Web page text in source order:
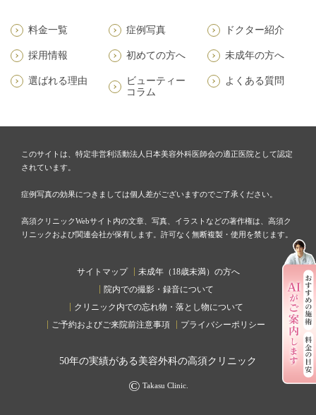
料金一覧 症例写真 ドクター紹介
採用情報 初めての方へ 未成年の方へ
選ばれる理由
ビューティー
コラム
よくある質問
このサイトは、特定非営利活動法人日本美容外科医師会の適正医院として認定
されています。
症例写真の効果につきましては個人差がございますのでご了承ください。
高須クリニックWebサイト内の文章、写真、イラストなどの著作権は、高須ク
リニックおよび関連会社が保有します。許可なく無断複製・使用を禁じます。
サイトマップ
未成年（18歳未満）の方へ
院内での撮影・録音について
クリニック内での忘れ物・落とし物について
ご予約およびご来院前注意事項
プライバシーポリシー
50年の実績がある美容外科の高須クリニック
© Takasu Clinic.